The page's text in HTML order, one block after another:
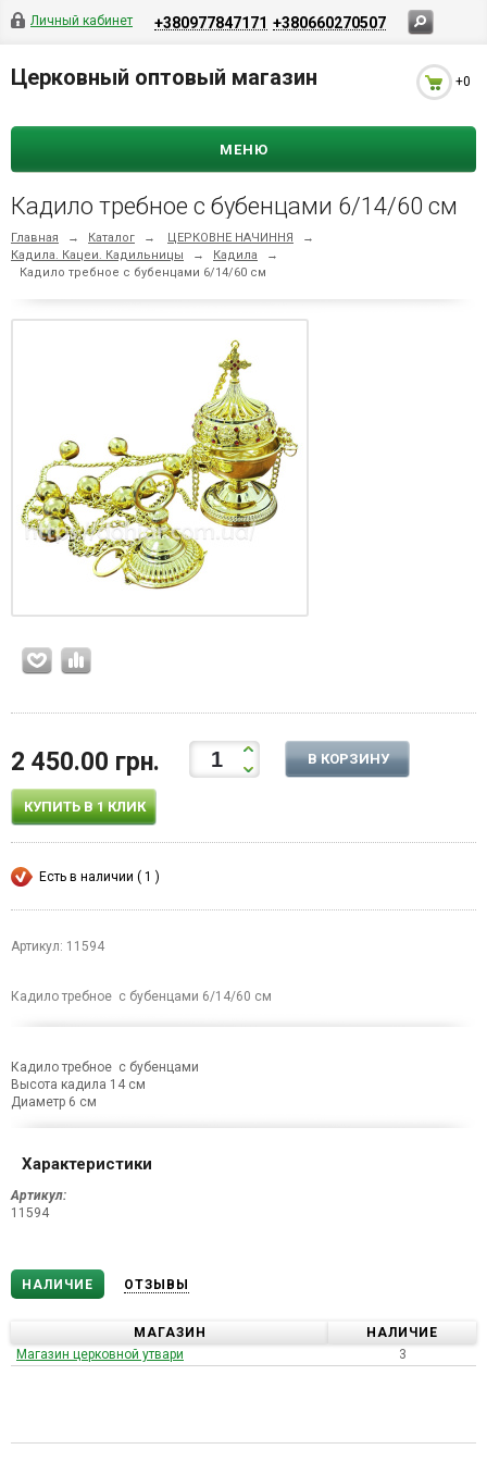
Личный кабинет +380977847171 +380660270507
Церковный оптовый магазин +0
МЕНЮ
Кадило требное с бубенцами 6/14/60 см
Главная → Каталог → ЦЕРКОВНЕ НАЧИННЯ
→
Кадила. Кацеи. Кадильницы
→ Кадила
→
Кадило требное с бубенцами 6/14/60 см
2 450.00 грн. В КОРЗИНУ
КУПИТЬ В 1 КЛИК
Есть в наличии ( 1 )
Артикул: 11594
Кадило требное с бубенцами 6/14/60 см
Кадило требное с бубенцами
Высота кадила 14 см
Диаметр 6 см
Характеристики
Артикул:
11594
НАЛИЧИЕ ОТЗЫВЫ
МАГАЗИН
НАЛИЧИЕ
Магазин церковной утвари
3